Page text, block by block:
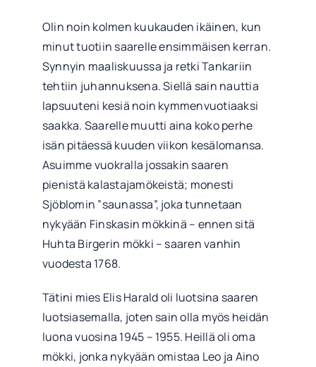
Olin noin kolmen kuukauden ikäinen, kun
minut tuotiin saarelle ensimmäisen kerran.
Synnyin maaliskuussa ja retki Tankariin
tehtiin juhannuksena. Siellä sain nauttia
lapsuuteni kesiä noin kymmenvuotiaaksi
saakka. Saarelle muutti aina koko perhe
isän pitäessä kuuden viikon kesälomansa.
Asuimme vuokralla jossakin saaren
pienistä kalastajamökeistä; monesti
Sjöblomin ”saunassa”, joka tunnetaan
nykyään Finskasin mökkinä – ennen sitä
Huhta Birgerin mökki – saaren vanhin
vuodesta 1768.
Tätini mies Elis Harald oli luotsina saaren
luotsiasemalla, joten sain olla myös heidän
luona vuosina 1945 – 1955. Heillä oli oma
mökki, jonka nykyään omistaa Leo ja Aino